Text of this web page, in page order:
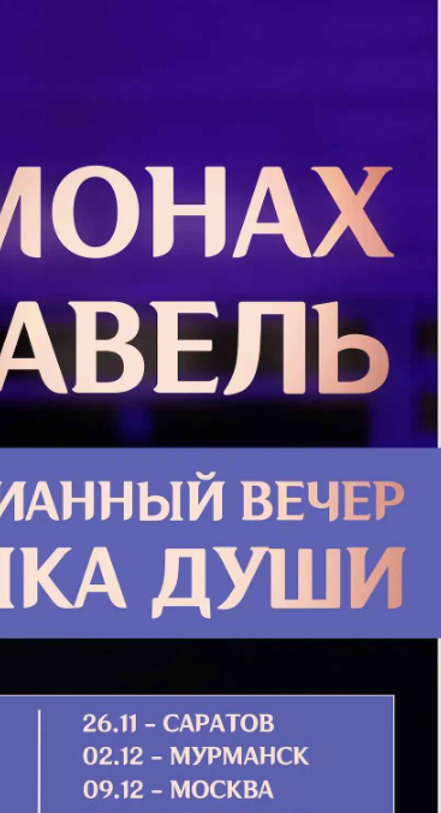
дол­гое вре­мя бы­ла про­тив стрем­
ле­ния сы­на к...
Подробнее
Латинской Церкви
Православная Восточная Церковь
от времен апостольских и доселе
неповрежденными от
нововведений, как учение
Евангельское и апостольское, так
и предание св. отцов и